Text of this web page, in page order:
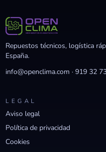
Repuestos técnicos, logística
España.
info@openclima.com ·919 32
LEGAL
Aviso legal
Política de privacidad
Cookies